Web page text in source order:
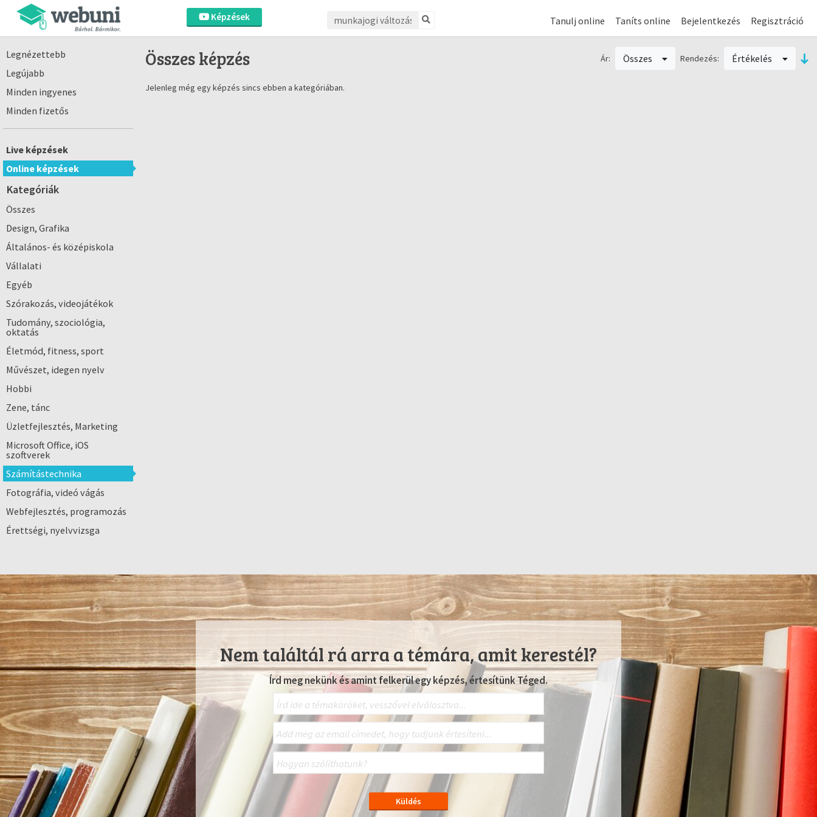
Képzések Tanulj online Taníts online Bejelentkezés Regisztráció
Legnézettebb
Legújabb
Minden ingyenes
Minden fizetős
Live képzések
Online képzések
Kategóriák
Összes
Design, Grafika
Általános- és középiskola
Vállalati
Egyéb
Szórakozás, videojátékok
Tudomány, szociológia,
oktatás
Életmód, fitness, sport
Művészet, idegen nyelv
Hobbi
Zene, tánc
Üzletfejlesztés, Marketing
Microsoft Office, iOS
szoftverek
Számítástechnika
Fotográfia, videó vágás
Webfejlesztés, programozás
Érettségi, nyelvvizsga
Összes képzés Ár: Összes Rendezés: Értékelés
Jelenleg még egy képzés sincs ebben a kategóriában.
Nem találtál rá arra a témára, amit kerestél?
Írd meg nekünk és amint felkerül egy képzés, értesítünk Téged.